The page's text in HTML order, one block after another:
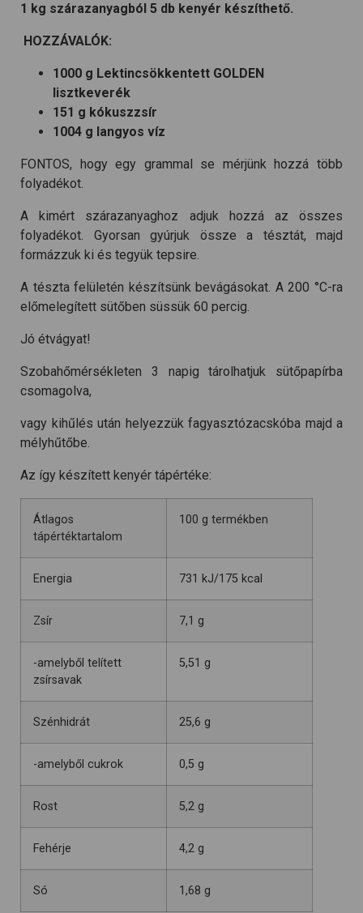
1 kg szárazanyagból 5 db kenyér készíthető.
HOZZÁVALÓK:
1000 g Lektincsökkentett GOLDEN
lisztkeverék
151 g kókuszzsír
1004 g langyos víz
FONTOS, hogy egy grammal se mérjünk hozzá több
folyadékot.
A kimért szárazanyaghoz adjuk hozzá az összes
folyadékot. Gyorsan gyúrjuk össze a tésztát, majd
formázzuk ki és tegyük tepsire.
A tészta felületén készítsünk bevágásokat. A 200 °C-ra
előmelegített sütőben süssük 60 percig.
Jó étvágyat!
Szobahőmérsékleten 3 napig tárolhatjuk sütőpapírba
csomagolva,
vagy kihűlés után helyezzük fagyasztózacskóba majd a
mélyhűtőbe.
Az így készített kenyér tápértéke:
Átlagos
tápértéktartalom
100 g termékben
Energia 731 kJ/175 kcal
Zsír 7,1 g
-amelyből telített
zsírsavak
5,51 g
Szénhidrát 25,6 g
-amelyből cukrok 0,5 g
Rost 5,2 g
Fehérje 4,2 g
Só 1,68 g